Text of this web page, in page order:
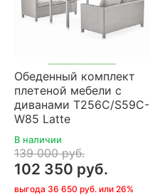
Обеденный комплект
плетеной мебели с
диванами T256C/S59C-
W85 Latte
В наличии
139 000 руб.
102 350 руб.
выгода 36 650 руб. или 26%